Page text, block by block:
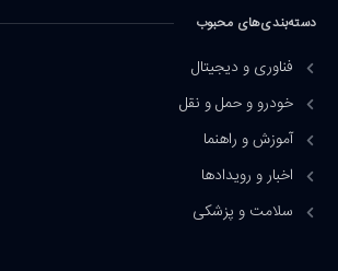
دسته‌بندی‌های محبوب
فناوری و دیجیتال
خودرو و حمل و نقل
آموزش و راهنما
اخبار و رویدادها
سلامت و پزشکی